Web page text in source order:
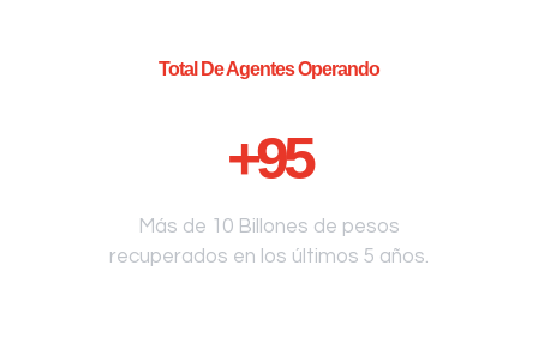
Total De Agentes Operando
+95
Más de 10 Billones de pesos
recuperados en los últimos 5 años.